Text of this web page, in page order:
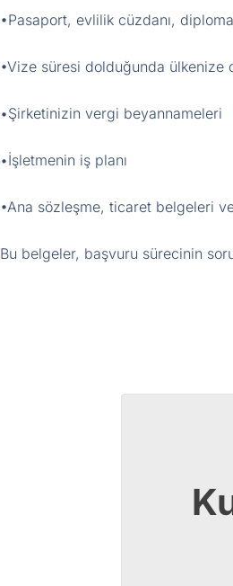
•Pasaport, evlilik cüzdanı,
•Vize süresi dolduğunda
•Şirketinizin vergi beyannameleri
•İşletmenin iş planı
•Ana sözleşme, ticaret belgeleri
Bu belgeler, başvuru sürecinin